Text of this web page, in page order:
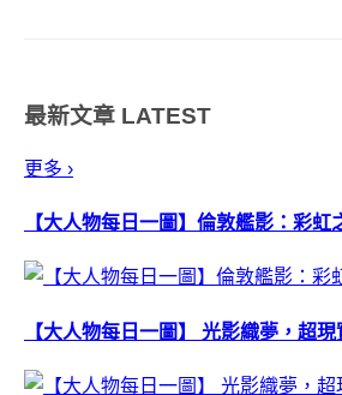
最新文章 LATEST
更多 ›
【大人物每日一圖】倫敦艦影：彩虹
【大人物每日一圖】 光影織夢，超